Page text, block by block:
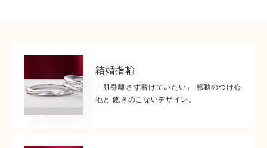
結婚指輪
「肌身離さず着けていたい」 感動のつけ心
地と 飽きのこないデザイン。